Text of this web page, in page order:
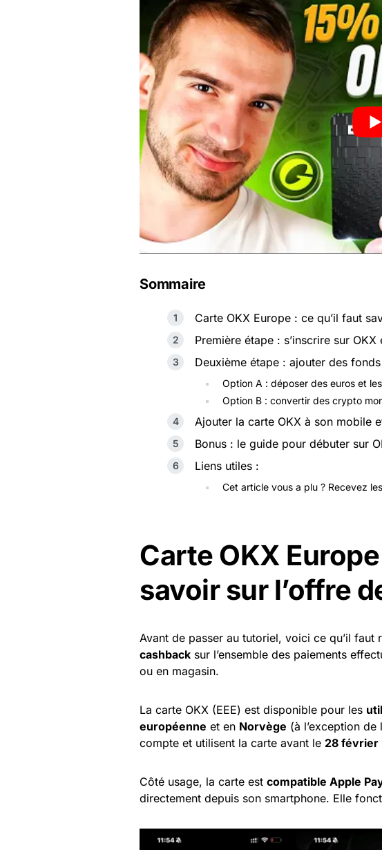
Sommaire
Carte OKX Europe : ce qu’il faut
Première étape : s’inscrire sur
Deuxième étape : ajouter des
Option A : déposer des euros et
Option B : convertir des crypto
Ajouter la carte OKX à son mobile
Bonus : le guide pour débuter sur
Liens utiles :
Cet article vous a plu ? Recevez
Carte OKX
savoir sur l’offre
Avant de passer au tutoriel, voici ce qu’il faut
cashback sur l’ensemble des paiements
ou en magasin.
La carte OKX (EEE) est disponible pour les
européenne et en Norvège (à l’exception de
compte et utilisent la carte avant le 28 février
Côté usage, la carte est compatible Apple
directement depuis son smartphone. Elle